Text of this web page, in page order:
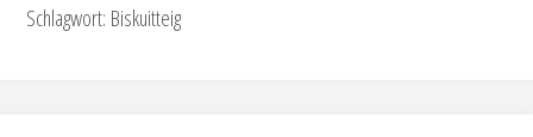
Schlagwort: Biskuitteig